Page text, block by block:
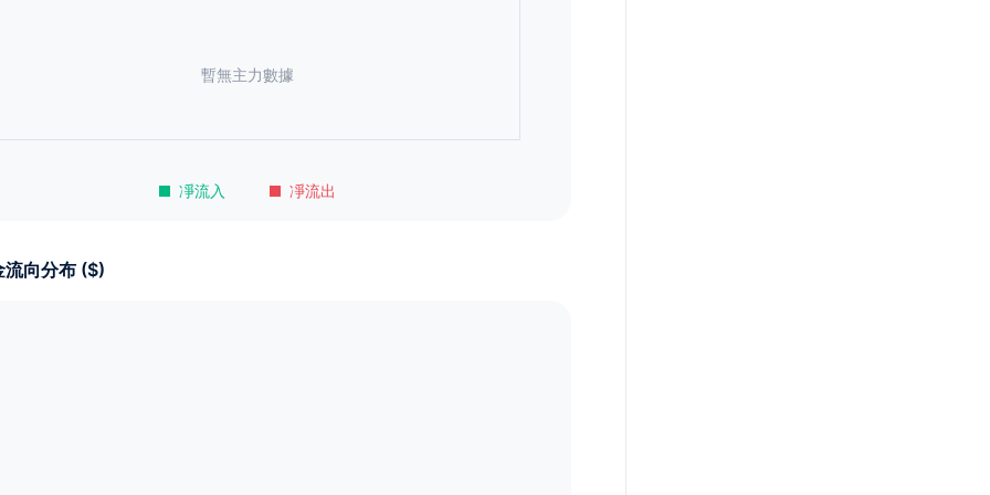
凈流入 凈流出
暫無主力數據
向分布 ($)